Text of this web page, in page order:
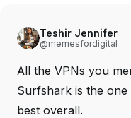
Teshir Jennifer
@memesfordigital
All the VPNs you
Surfshark is the
best overall.